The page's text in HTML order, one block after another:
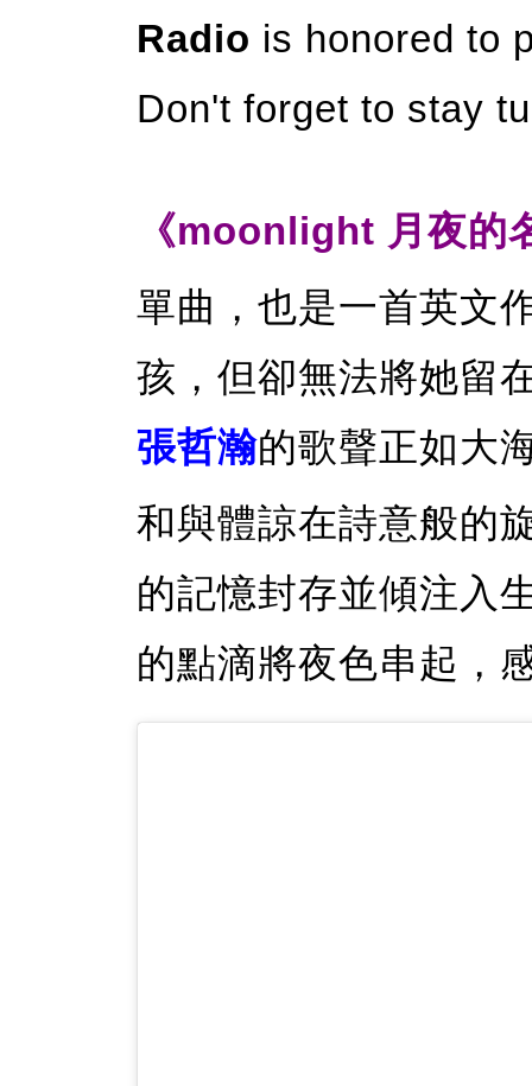
Radio is honored to
Don't forget to stay
《moonlight 月夜的
單曲，也是一首英文
孩，但卻無法將她留
張哲瀚的歌聲正如大
和與體諒在詩意般的
的記憶封存並傾注入
的點滴將夜色串起，